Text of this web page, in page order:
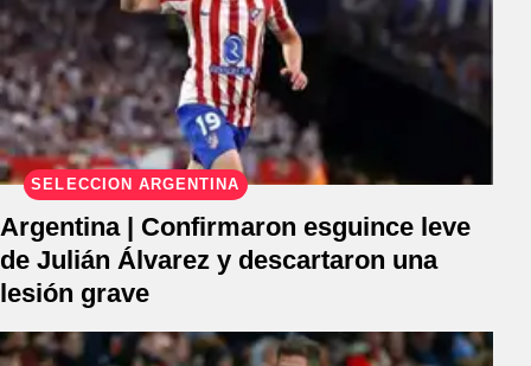
SELECCIÓN ARGENTINA
Argentina | Confirmaron esguince leve
de Julián Álvarez y descartaron una
lesión grave